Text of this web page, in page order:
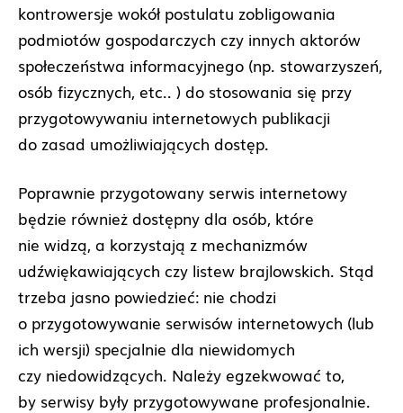
kontrowersje wokół postulatu zobligowania
podmiotów gospodarczych czy innych aktorów
społeczeństwa informacyjnego (np. stowarzyszeń,
osób fizycznych, etc.. ) do stosowania się przy
przygotowywaniu internetowych publikacji
do zasad umożliwiających dostęp.
Poprawnie przygotowany serwis internetowy
będzie również dostępny dla osób, które
nie widzą, a korzystają z mechanizmów
udźwiękawiających czy listew brajlowskich. Stąd
trzeba jasno powiedzieć: nie chodzi
o przygotowywanie serwisów internetowych (lub
ich wersji) specjalnie dla niewidomych
czy niedowidzących. Należy egzekwować to,
by serwisy były przygotowywane profesjonalnie.